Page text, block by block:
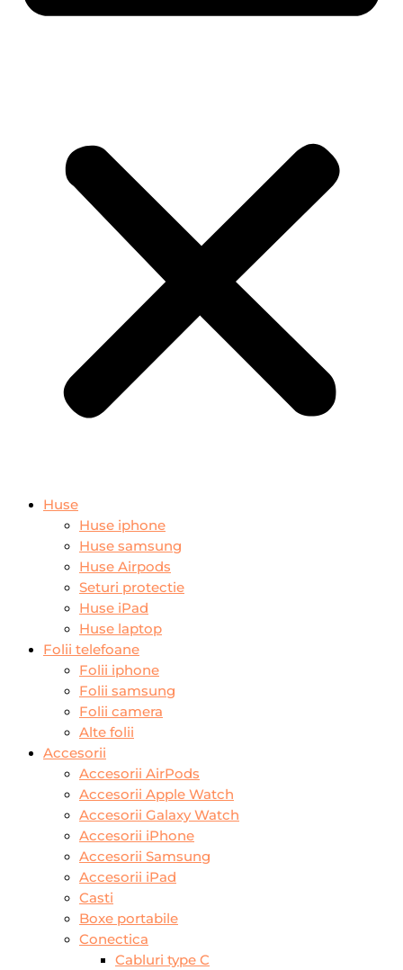
Huse
Huse iphone
Huse samsung
Huse Airpods
Seturi protectie
Huse iPad
Huse laptop
Folii telefoane
Folii iphone
Folii samsung
Folii camera
Alte folii
Accesorii
Accesorii AirPods
Accesorii Apple Watch
Accesorii Galaxy Watch
Accesorii iPhone
Accesorii Samsung
Accesorii iPad
Casti
Boxe portabile
Conectica
Cabluri type C